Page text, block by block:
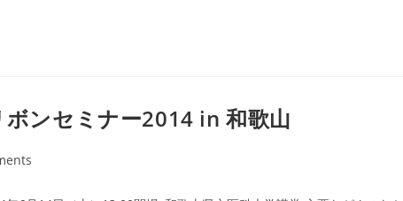
ンセミナー2014 in 和歌山